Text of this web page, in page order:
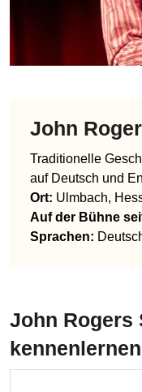
John
Traditionelle
auf Deutsch und
Ort: Ulmbach,
Auf der Bühne
Sprachen:
John Rogers
kennenlernen